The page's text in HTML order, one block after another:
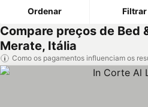
Ordenar Filtrar
Compare preços de Bed
Merate, Itália
Como os pagamentos influenciam os